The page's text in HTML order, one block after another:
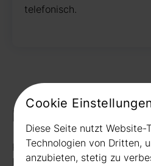
telefonisch.
Kontakt
Rudat GmbH
Borussiastr. 26
Cookie
Diese Seite nutzt Website-
Technologien von Dritten,
anzubieten, stetig zu